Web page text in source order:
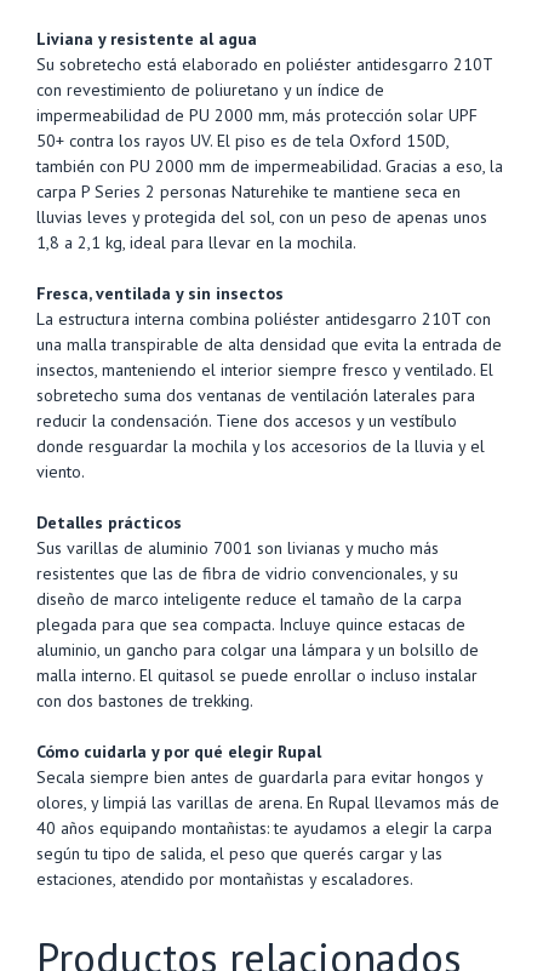
Liviana y resistente al agua
Su sobretecho está elaborado en poliéster antidesgarro 210T
con revestimiento de poliuretano y un índice de
impermeabilidad de PU 2000 mm, más protección solar UPF
50+ contra los rayos UV. El piso es de tela Oxford 150D,
también con PU 2000 mm de impermeabilidad. Gracias a eso, la
carpa P Series 2 personas Naturehike te mantiene seca en
lluvias leves y protegida del sol, con un peso de apenas unos
1,8 a 2,1 kg, ideal para llevar en la mochila.
Fresca, ventilada y sin insectos
La estructura interna combina poliéster antidesgarro 210T con
una malla transpirable de alta densidad que evita la entrada de
insectos, manteniendo el interior siempre fresco y ventilado. El
sobretecho suma dos ventanas de ventilación laterales para
reducir la condensación. Tiene dos accesos y un vestíbulo
donde resguardar la mochila y los accesorios de la lluvia y el
viento.
Detalles prácticos
Sus varillas de aluminio 7001 son livianas y mucho más
resistentes que las de fibra de vidrio convencionales, y su
diseño de marco inteligente reduce el tamaño de la carpa
plegada para que sea compacta. Incluye quince estacas de
aluminio, un gancho para colgar una lámpara y un bolsillo de
malla interno. El quitasol se puede enrollar o incluso instalar
con dos bastones de trekking.
Cómo cuidarla y por qué elegir Rupal
Secala siempre bien antes de guardarla para evitar hongos y
olores, y limpiá las varillas de arena. En Rupal llevamos más de
40 años equipando montañistas: te ayudamos a elegir la carpa
según tu tipo de salida, el peso que querés cargar y las
estaciones, atendido por montañistas y escaladores.
Productos relacionados